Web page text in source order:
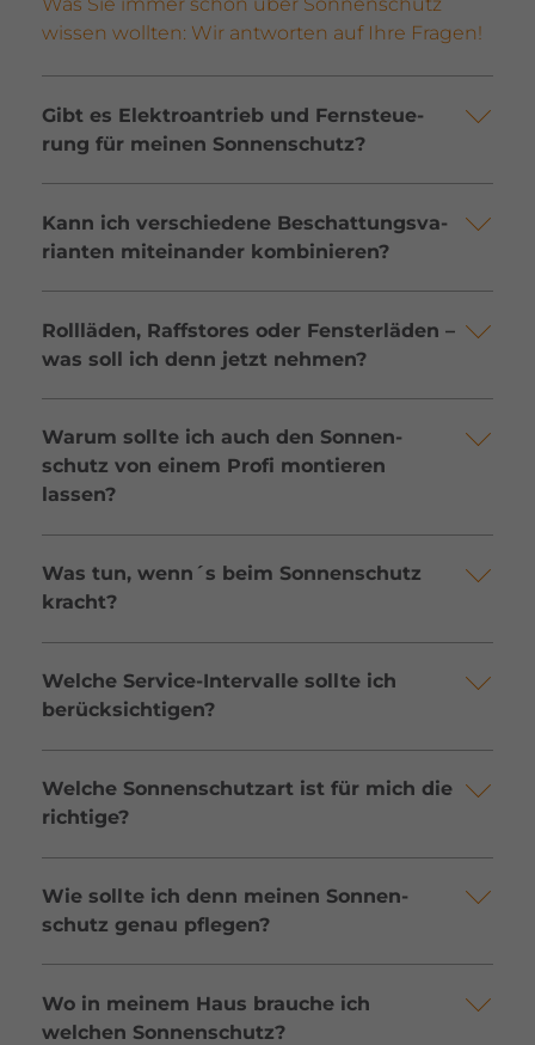
wissen wollten: Wir antworten auf Ihre Fragen!
Gibt es Elek­tro­an­trieb und Fern­steue­
rung für meinen Sonnen­schutz?
Kann ich verschie­dene Beschat­tungs­va­
ri­anten mitein­ander kombi­nieren?
Roll­läden, Raffs­tores oder Fens­ter­läden –
was soll ich denn jetzt nehmen?
Warum sollte ich auch den Sonnen­
schutz von einem Profi montieren
lassen?
Was tun, wenn´s beim Sonnen­schutz
kracht?
Welche Service-Inter­valle sollte ich
berück­sich­tigen?
Welche Sonnen­schutzart ist für mich die
rich­tige?
Wie sollte ich denn meinen Sonnen­
schutz genau pflegen?
Wo in meinem Haus brauche ich
welchen Sonnen­schutz?